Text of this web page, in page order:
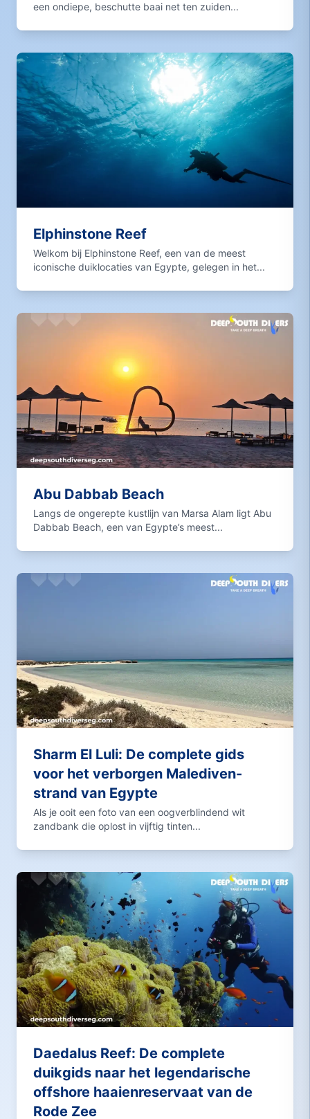
een ondiepe, beschutte baai net ten zuiden...
Elphinstone Reef
Welkom bij Elphinstone Reef, een van de meest
iconische duiklocaties van Egypte, gelegen in het...
Abu Dabbab Beach
Langs de ongerepte kustlijn van Marsa Alam ligt Abu
Dabbab Beach, een van Egypte’s meest...
Sharm El Luli: De complete gids
voor het verborgen Malediven-
strand van Egypte
Als je ooit een foto van een oogverblindend wit
zandbank die oplost in vijftig tinten...
Daedalus Reef: De complete
duikgids naar het legendarische
offshore haaienreservaat van de
Rode Zee